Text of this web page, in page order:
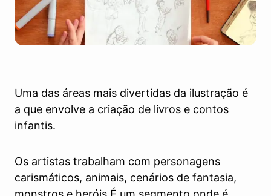
Uma das áreas mais divertidas da ilustração é
a que envolve a criação de livros e contos
infantis.
Os artistas trabalham com personagens
carismáticos, animais, cenários de fantasia,